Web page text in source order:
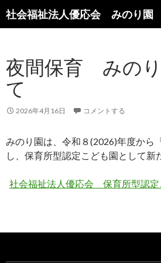
社会福祉法人優応会 みのり園
検
索
ン
ツ
へ
キ
夜間保育 みの
て
2026年4月16日 コメントする
みのり園は、令和８(2026)年度から
し、保育所型認定こども園として新
社会福祉法人優応会 保育所型認